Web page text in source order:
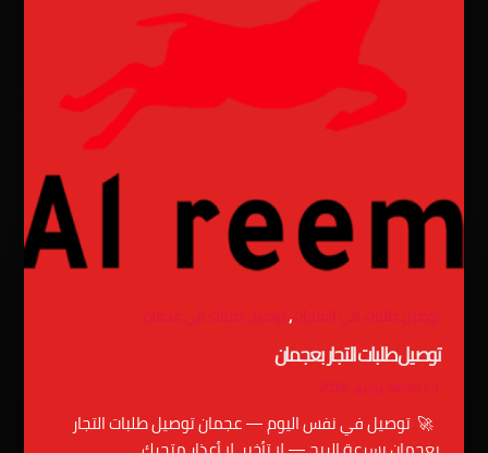
توصيل طلبات في الامارات,توصيل طلبات في عجمان
توصيل طلبات التجار بعجمان
admin/ 1 يونيو، 2026
🚀 توصيل في نفس اليوم — عجمان توصيل طلبات التجار